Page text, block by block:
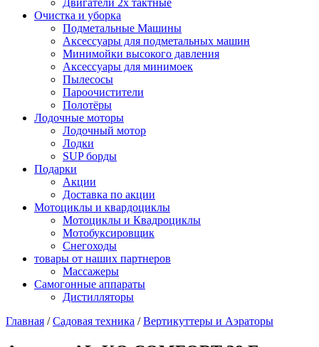
Двигатели 2х тактные
Очистка и уборка
Подметальные Машины
Аксессуары для подметальных машин
Минимойки высокого давления
Аксессуары для минимоек
Пылесосы
Пароочистители
Полотёры
Лодочные моторы
Лодочный мотор
Лодки
SUP борды
Подарки
Акции
Доставка по акции
Мотоциклы и квардоциклы
Мотоциклы и Квадроциклы
Мотобуксировщик
Снегоходы
товары от наших партнеров
Массажеры
Самогонные аппараты
Дистилляторы
Главная /Садовая техника /Вертикуттеры и Аэраторы